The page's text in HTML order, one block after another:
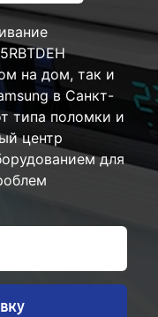
на дом, так и
в Санкт-
типа поломки и
центр
для